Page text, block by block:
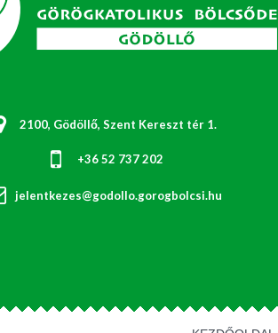
2100, Gödöllő, Szent Kereszt tér 1.
+36 52 737 202
jelentkezes@godollo.gorogbolcsi.hu